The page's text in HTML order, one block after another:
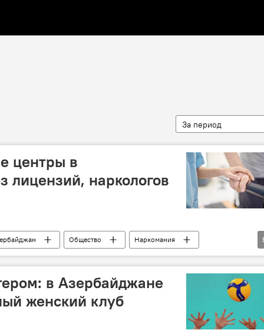
За период
центры в
лицензий, наркологов
Общество
Наркомания
Лицензия Омбудсмен
в Азербайджане
женский клуб